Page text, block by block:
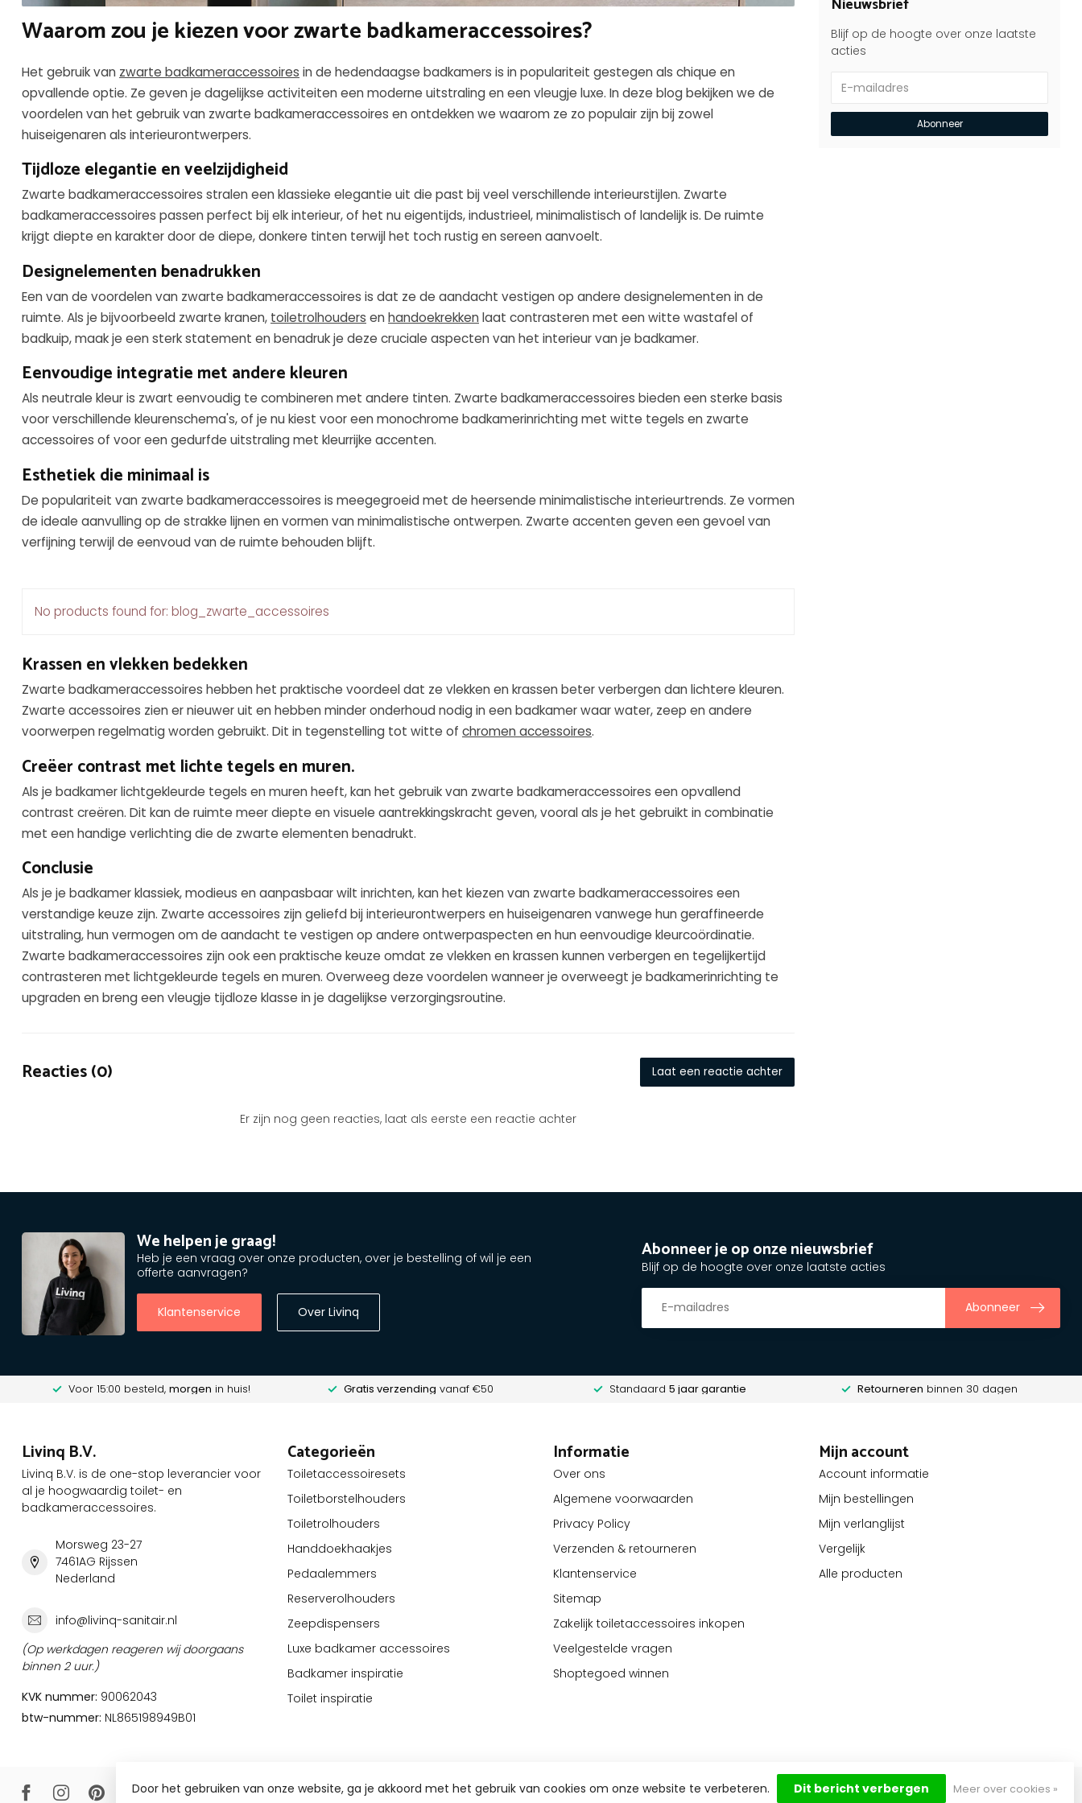
Waarom zou je kiezen voor zwarte badkameraccessoires?
Het gebruik van zwarte badkameraccessoires in de hedendaagse badkamers is in populariteit gestegen als chique en
opvallende optie. Ze geven je dagelijkse activiteiten een moderne uitstraling en een vleugje luxe. In deze blog bekijken we de
voordelen van het gebruik van zwarte badkameraccessoires en ontdekken we waarom ze zo populair zijn bij zowel
huiseigenaren als interieurontwerpers.
Tijdloze elegantie en veelzijdigheid
Zwarte badkameraccessoires stralen een klassieke elegantie uit die past bij veel verschillende interieurstijlen. Zwarte
badkameraccessoires passen perfect bij elk interieur, of het nu eigentijds, industrieel, minimalistisch of landelijk is. De ruimte
krijgt diepte en karakter door de diepe, donkere tinten terwijl het toch rustig en sereen aanvoelt.
Designelementen benadrukken
Een van de voordelen van zwarte badkameraccessoires is dat ze de aandacht vestigen op andere designelementen in de
ruimte. Als je bijvoorbeeld zwarte kranen, toiletrolhouders enhandoekrekkenlaat contrasteren met een witte wastafel of
badkuip, maak je een sterk statement en benadruk je deze cruciale aspecten van het interieur van je badkamer.
Eenvoudige integratie met andere kleuren
Als neutrale kleur is zwart eenvoudig te combineren met andere tinten. Zwarte badkameraccessoires bieden een sterke basis
voor verschillende kleurenschema's, of je nu kiest voor een monochrome badkamerinrichting met witte tegels en zwarte
accessoires of voor een gedurfde uitstraling met kleurrijke accenten.
Esthetiek die minimaal is
De populariteit van zwarte badkameraccessoires is meegegroeid met de heersende minimalistische interieurtrends. Ze vormen
de ideale aanvulling op de strakke lijnen en vormen van minimalistische ontwerpen. Zwarte accenten geven een gevoel van
verfijning terwijl de eenvoud van de ruimte behouden blijft.
No products found for: blog_zwarte_accessoires
Krassen en vlekken bedekken
Zwarte badkameraccessoires hebben het praktische voordeel dat ze vlekken en krassen beter verbergen dan lichtere kleuren.
Zwarte accessoires zien er nieuwer uit en hebben minder onderhoud nodig in een badkamer waar water, zeep en andere
voorwerpen regelmatig worden gebruikt. Dit in tegenstelling tot witte of chromen accessoires.
Creëer contrast met lichte tegels en muren.
Als je badkamer lichtgekleurde tegels en muren heeft, kan het gebruik van zwarte badkameraccessoires een opvallend
contrast creëren. Dit kan de ruimte meer diepte en visuele aantrekkingskracht geven, vooral als je het gebruikt in combinatie
met een handige verlichting die de zwarte elementen benadrukt.
Conclusie
Als je je badkamer klassiek, modieus en aanpasbaar wilt inrichten, kan het kiezen van zwarte badkameraccessoires een
verstandige keuze zijn. Zwarte accessoires zijn geliefd bij interieurontwerpers en huiseigenaren vanwege hun geraffineerde
uitstraling, hun vermogen om de aandacht te vestigen op andere ontwerpaspecten en hun eenvoudige kleurcoördinatie.
Zwarte badkameraccessoires zijn ook een praktische keuze omdat ze vlekken en krassen kunnen verbergen en tegelijkertijd
contrasteren met lichtgekleurde tegels en muren. Overweeg deze voordelen wanneer je overweegt je badkamerinrichting te
upgraden en breng een vleugje tijdloze klasse in je dagelijkse verzorgingsroutine.
Reacties (0) Laat een reactie achter
Er zijn nog geen reacties, laat als eerste een reactie achter
Nieuwsbrief
Blijf op de hoogte over onze laatste
acties
Abonneer
We helpen je graag!
Heb je een vraag over onze producten, over je bestelling of wil je een
offerte aanvragen?
Klantenservice Over Livinq
Abonneer je op onze nieuwsbrief
Blijf op de hoogte over onze laatste acties
Abonneer
Voor 15:00 besteld, morgen in huis! Gratis verzending vanaf €50 Standaard 5 jaar garantie Retourneren binnen 30 dagen
Livinq B.V.
Livinq B.V. is de one-stop leverancier voor
al je hoogwaardig toilet- en
badkameraccessoires.
Morsweg 23-27
7461AG Rijssen
Nederland
info@livinq-sanitair.nl
(Op werkdagen reageren wij doorgaans
binnen 2 uur.)
KVK nummer: 90062043
btw-nummer: NL865198949B01
Categorieën
Toiletaccessoiresets
Toiletborstelhouders
Toiletrolhouders
Handdoekhaakjes
Pedaalemmers
Reserverolhouders
Zeepdispensers
Luxe badkamer accessoires
Badkamer inspiratie
Toilet inspiratie
Informatie
Over ons
Algemene voorwaarden
Privacy Policy
Verzenden & retourneren
Klantenservice
Sitemap
Zakelijk toiletaccessoires inkopen
Veelgestelde vragen
Shoptegoed winnen
Mijn account
Account informatie
Mijn bestellingen
Mijn verlanglijst
Vergelijk
Alle producten
© Copyright 2026 Livinq B.V.
Door het gebruiken van onze website, ga je akkoord met het gebruik van cookies om onze website te verbeteren. Dit bericht verbergen Meer over cookies »